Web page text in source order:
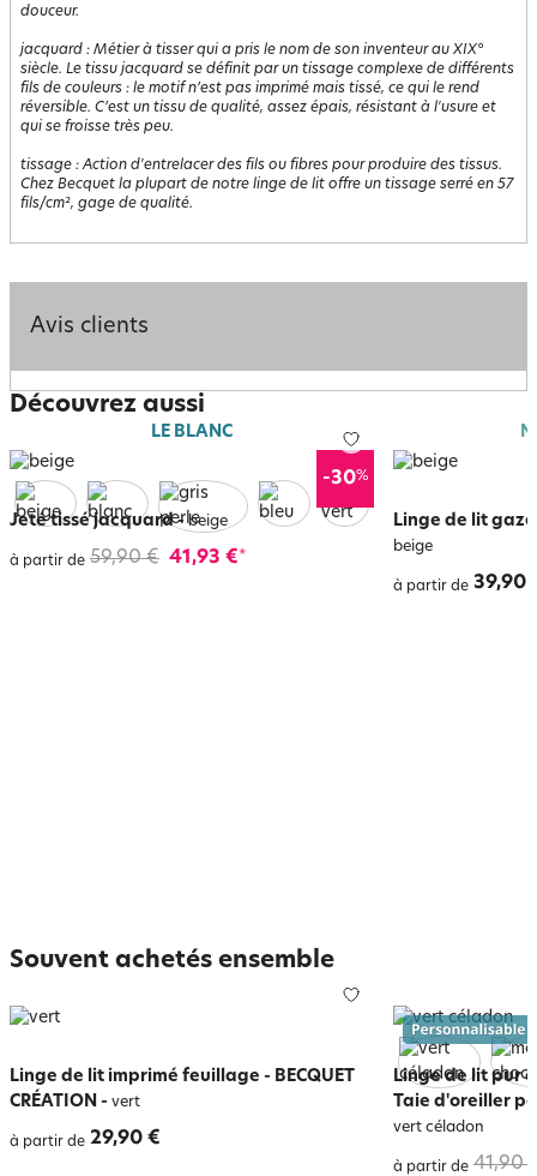
douceur.
jacquard : Métier à tisser qui a pris le nom de son inventeur au XIX°
siècle. Le tissu jacquard se définit par un tissage complexe de différents
fils de couleurs : le motif n’est pas imprimé mais tissé, ce qui le rend
réversible. C’est un tissu de qualité, assez épais, résistant à l'usure et
qui se froisse très peu.
tissage :Action d'entrelacer des fils ou fibres pour produire des tissus.
Chez Becquet la plupart de notre linge de lit offre un tissage serré en 57
fils/cm², gage de qualité.
Avis clients
Découvrez aussi
LE BLANC
-30%
Jeté tissé jacquard-beige
à partir de 59,90 € 41,93 €*
Linge de lit
beige
à partir de 39,90
Souvent achetés ensemble
Linge de lit imprimé feuillage - BECQUET
CRÉATION - vert
à partir de 29,90 €
Linge de lit pur
Taie d'oreiller
vert céladon
à partir de 41,90